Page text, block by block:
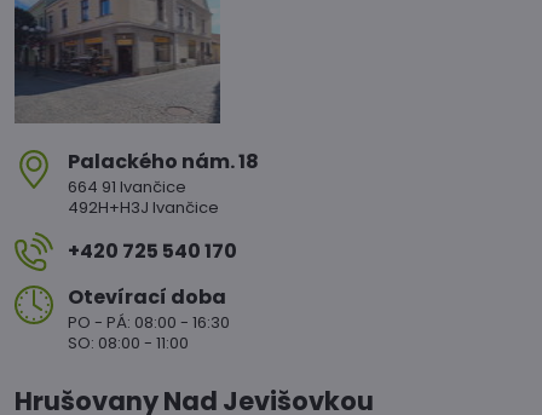
Palackého nám​. 18
664 91 Ivančice
492H+H3J Ivančice
+420 725 540 170
Otevírací doba
PO - PÁ: 08:00 - 16:30
SO: 08:00 - 11:00
Hrušovany Nad Jevišovkou